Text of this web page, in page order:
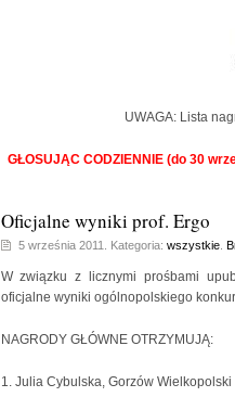
UWAGA: Lista
GŁOSUJĄC CODZIENNIE (do 30
Oficjalne wyniki prof. Ergo
5 września 2011. Kategoria: wszystkie.
W związku z licznymi prośbami
oficjalne wyniki ogólnopolskiego
NAGRODY GŁÓWNE OTRZYMUJĄ:
1. Julia Cybulska, Gorzów Wielkopolski